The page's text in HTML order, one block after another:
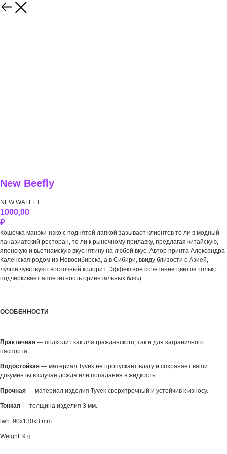
New Beefly
NEW WALLET
1000,00
₽
Кошечка манэки-нэко с поднятой лапкой зазывает клиентов то ли в модный
паназиатский ресторан, то ли к рыночному прилавку, предлагая китайскую,
японскую и вьетнамскую вкуснятину на любой вкус. Автор принта Александра
Каленская родом из Новосибирска, а в Сибири, ввиду близости с Азией,
лучше чувствуют восточный колорит. Эффектное сочетание цветов только
подчеркивает аппетитность ориентальных блюд.
ОСОБЕННОСТИ
Практичная — подходит как для гражданского, так и для заграничного
паспорта.
Водостойкая — материал Tyvek не пропускает влагу и сохраняет ваши
документы в случае дождя или попадания в жидкость.
Прочная — материал изделия Tyvek сверхпрочный и устойчив к износу.
Тонкая — толщина изделия 3 мм.
lwh: 90x130x3 mm
Weight: 9 g